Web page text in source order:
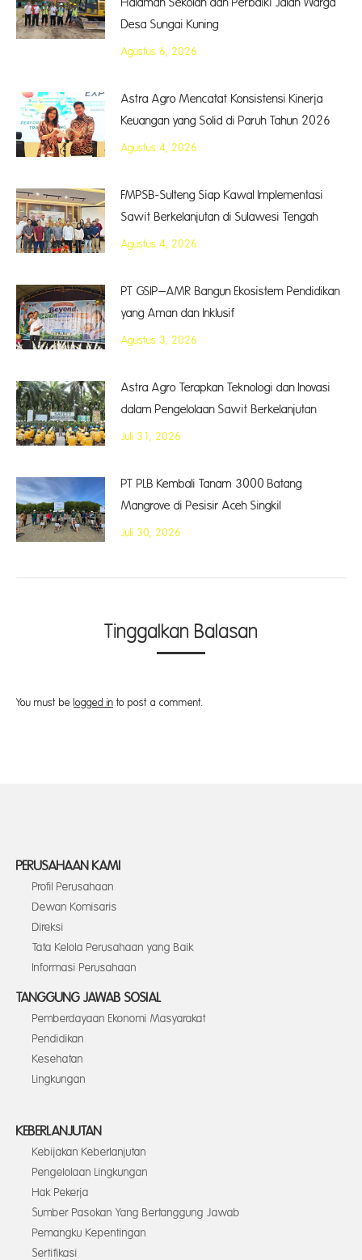
Halaman Sekolah dan Perbaiki Jalan Warga
Desa Sungai Kuning
Agustus 6, 2026
Astra Agro Mencatat Konsistensi Kinerja
Keuangan yang Solid di Paruh Tahun 2026
Agustus 4, 2026
FMPSB-Sulteng Siap Kawal Implementasi
Sawit Berkelanjutan di Sulawesi Tengah
Agustus 4, 2026
PT GSIP–AMR Bangun Ekosistem Pendidikan
yang Aman dan Inklusif
Agustus 3, 2026
Astra Agro Terapkan Teknologi dan Inovasi
dalam Pengelolaan Sawit Berkelanjutan
Juli 31, 2026
PT PLB Kembali Tanam 3000 Batang
Mangrove di Pesisir Aceh Singkil
Juli 30, 2026
Tinggalkan Balasan
You must be logged in to post a comment.
PERUSAHAAN KAMI
Profil Perusahaan
Dewan Komisaris
Direksi
Tata Kelola Perusahaan yang Baik
Informasi Perusahaan
TANGGUNG JAWAB SOSIAL
Pemberdayaan Ekonomi Masyarakat
Pendidikan
Kesehatan
Lingkungan
KEBERLANJUTAN
Kebijakan Keberlanjutan
Pengelolaan Lingkungan
Hak Pekerja
Sumber Pasokan Yang Bertanggung Jawab
Pemangku Kepentingan
Sertifikasi